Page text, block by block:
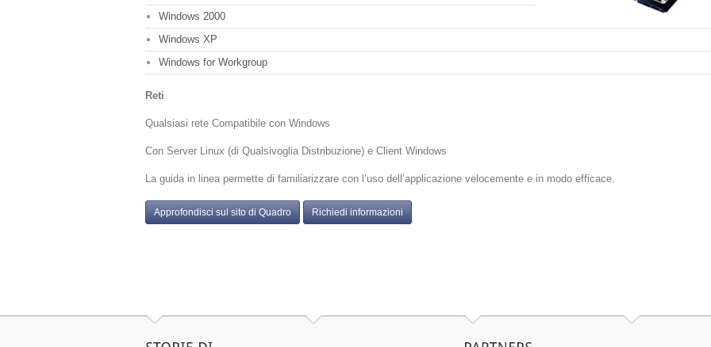
Windows 2000
Windows XP
Windows for Workgroup
Reti
Qualsiasi rete Compatibile con Windows
Con Server Linux (di Qualsivoglia Distribuzione) e Client Windows
La guida in linea permette di familiarizzare con l’uso dell’applicazione velocemente e in modo efficace.
Approfondisci sul sito di Quadro Richiedi informazioni